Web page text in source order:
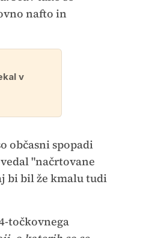
nafto in
v
občasni spopadi
"načrtovane
bi bil že kmalu tudi
točkovnega